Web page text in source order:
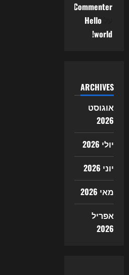
Commenter
Hello
world!
ARCHIVES
אוגוסט
2026
יולי 2026
יוני 2026
מאי 2026
אפריל
2026